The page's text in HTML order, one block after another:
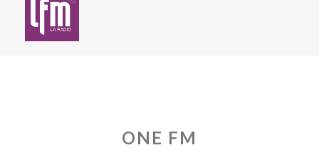
ONE FM